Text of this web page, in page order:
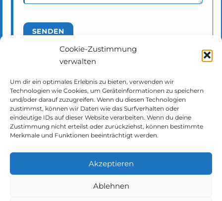
Cookie-Zustimmung
verwalten
Um dir ein optimales Erlebnis zu bieten, verwenden wir
Technologien wie Cookies, um Geräteinformationen zu speichern
und/oder darauf zuzugreifen. Wenn du diesen Technologien
zustimmst, können wir Daten wie das Surfverhalten oder
eindeutige IDs auf dieser Website verarbeiten. Wenn du deine
Zustimmung nicht erteilst oder zurückziehst, können bestimmte
Merkmale und Funktionen beeinträchtigt werden.
Akzeptieren
Ablehnen